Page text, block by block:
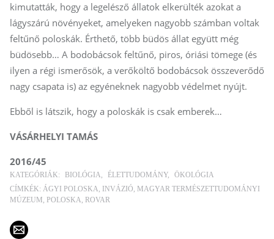
kimutatták, hogy a legelésző állatok elkerülték azokat a
lágyszárú növényeket, amelyeken nagyobb számban voltak
feltűnő poloskák. Érthető, több büdös állat együtt még
büdösebb… A bodobácsok feltűnő, piros, óriási tömege (és
ilyen a régi ismerősök, a verőköltő bodobácsok összeverődő
nagy csapata is) az egyéneknek nagyobb védelmet nyújt.
Ebből is látszik, hogy a poloskák is csak emberek…
VÁSÁRHELYI TAMÁS
2016/45
KATEGÓRIÁK: BIOLÓGIA ÉLETTUDOMÁNY
ÖKOLÓGIA
CÍMKÉK: ÁGYI POLOSKA INVÁZIÓ
MAGYAR TERMÉSZETTUDOMÁNYI
MÚZEUM
POLOSKA ROVAR